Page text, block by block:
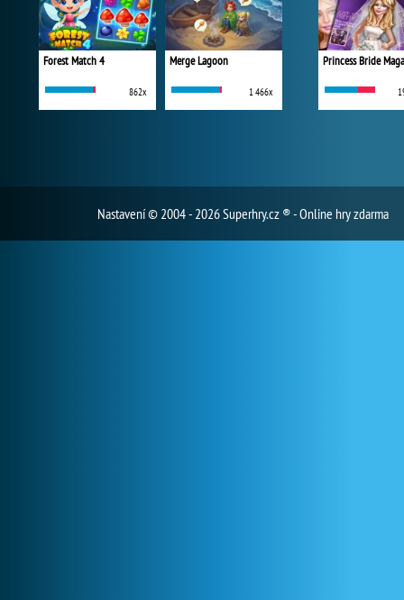
Forest Match 4
862x
Merge Lagoon
1 466x
Princess Bride
Nastavení© 2004 - 2026 Superhry.cz ® - Online hry zdarma